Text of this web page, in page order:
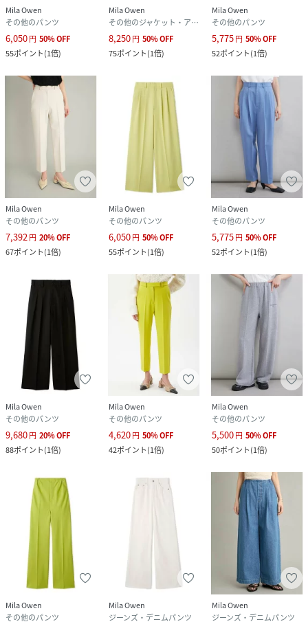
Mila Owen
その他のパンツ
6,050円 50%OFF
55ポイント(1倍)
Mila Owen
その他のジャケット・アウター
8,250円 50%OFF
75ポイント(1倍)
Mila Owen
その他のパンツ
5,775円 50%OFF
52ポイント(1倍)
Mila Owen
その他のパンツ
7,392 円 20%OFF
67ポイント(1倍)
Mila Owen
その他のパンツ
6,050円 50%OFF
55ポイント(1倍)
Mila Owen
その他のパンツ
5,775円 50%OFF
52ポイント(1倍)
Mila Owen
その他のパンツ
9,680円 20%OFF
88ポイント(1倍)
Mila Owen
その他のパンツ
4,620円 50%OFF
42ポイント(1倍)
Mila Owen
その他のパンツ
5,500円 50%OFF
50ポイント(1倍)
Mila Owen
その他のパンツ
Mila Owen
ジーンズ・デニムパンツ
Mila Owen
ジーンズ・デニムパンツ